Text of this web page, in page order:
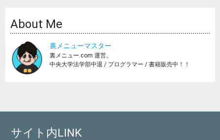
About Me
裏メニューマスター
裏メニュー.com 運営。
中央大学法学部中退 / プログラマー / 書籍販売中！！
サイト内LINK